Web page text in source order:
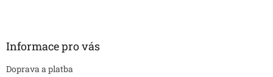
Informace pro vás
Doprava a platba